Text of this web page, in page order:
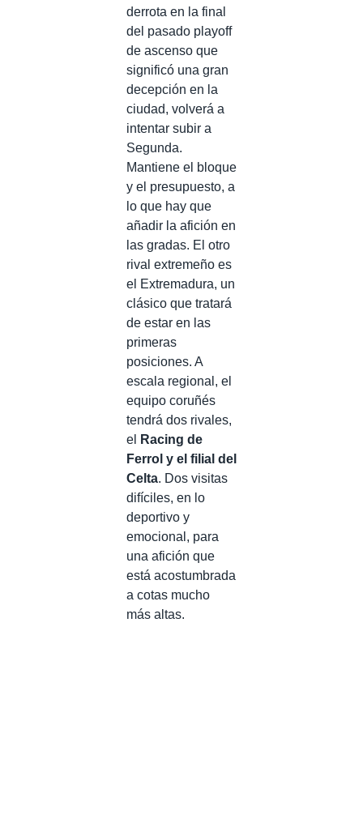
derrota en la final
del pasado playoff
de ascenso que
significó una gran
decepción en la
ciudad, volverá a
intentar subir a
Segunda.
Mantiene el bloque
y el presupuesto, a
lo que hay que
añadir la afición en
las gradas. El otro
rival extremeño es
el Extremadura, un
clásico que tratará
de estar en las
primeras
posiciones. A
escala regional, el
equipo coruñés
tendrá dos rivales,
el
Racing de
Ferrol y el filial del
Celta. Dos visitas
difíciles, en lo
deportivo y
emocional, para
una afición que
está acostumbrada
a cotas mucho
más altas.